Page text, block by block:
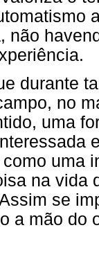
não
durante
no
uma
uma
na vida
se
a mão do